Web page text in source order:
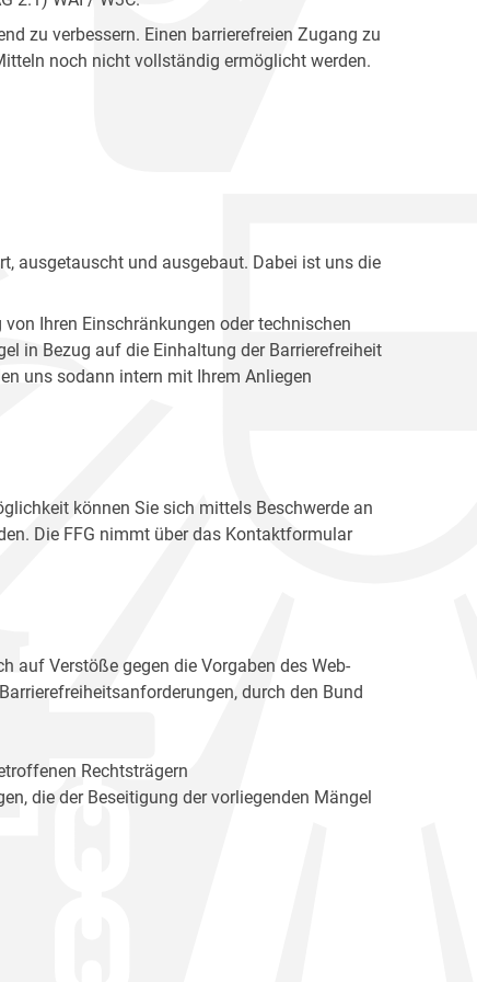
zu verbessern. Einen barrierefreien Zugang zu
noch nicht vollständig ermöglicht werden.
ausgetauscht und ausgebaut. Dabei ist uns die
Ihren Einschränkungen oder technischen
in Bezug auf die Einhaltung der Barrierefreiheit
uns sodann intern mit Ihrem Anliegen
können Sie sich mittels Beschwerde an
Die FFG nimmt über das Kontaktformular
auf Verstöße gegen die Vorgaben des Web-
durch den Bund
Rechtsträgern
die der Beseitigung der vorliegenden Mängel